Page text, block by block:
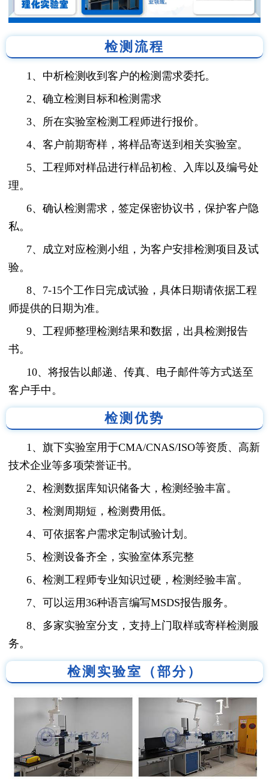
检测流程
1、中析检测收到客户的检测需求委托。
2、确立检测目标和检测需求
3、所在实验室检测工程师进行报价。
4、客户前期寄样，将样品寄送到相关实验室。
5、工程师对样品进行样品初检、入库以及编号处
理。
6、确认检测需求，签定保密协议书，保护客户隐
私。
7、成立对应检测小组，为客户安排检测项目及试
验。
8、7-15个工作日完成试验，具体日期请依据工程
师提供的日期为准。
9、工程师整理检测结果和数据，出具检测报告
书。
10、将报告以邮递、传真、电子邮件等方式送至
客户手中。
检测优势
1、旗下实验室用于CMA/CNAS/ISO等资质、高新
技术企业等多项荣誉证书。
2、检测数据库知识储备大，检测经验丰富。
3、检测周期短，检测费用低。
4、可依据客户需求定制试验计划。
5、检测设备齐全，实验室体系完整
6、检测工程师专业知识过硬，检测经验丰富。
7、可以运用36种语言编写MSDS报告服务。
8、多家实验室分支，支持上门取样或寄样检测服
务。
检测实验室（部分）